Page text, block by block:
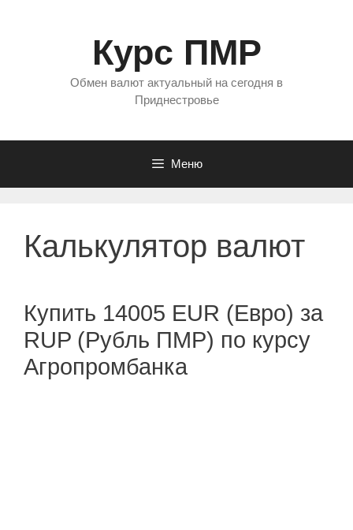
Курс ПМР
Обмен валют актуальный на сегодня в
Приднестровье
Меню
Калькулятор валют
Купить 14005 EUR (Евро) за
RUP (Рубль ПМР) по курсу
Агропромбанка